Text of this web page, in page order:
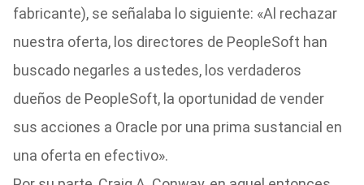
fabricante), se señalaba lo siguiente: «Al rechazar
nuestra oferta, los directores de PeopleSoft han
buscado negarles a ustedes, los verdaderos
dueños de PeopleSoft, la oportunidad de vender
sus acciones a Oracle por una prima sustancial en
una oferta en efectivo».